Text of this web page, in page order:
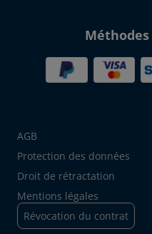
AGB
Protection des données
Droit de rétractation
Mentions légales
Révocation du contrat